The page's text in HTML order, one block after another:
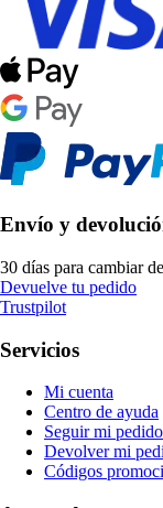
Envío y
30 días para cambiar
Devuelve tu pedido
Trustpilot
Servicios
Mi cuenta
Centro de ayuda
Seguir mi pedido
Devolver mi
Códigos